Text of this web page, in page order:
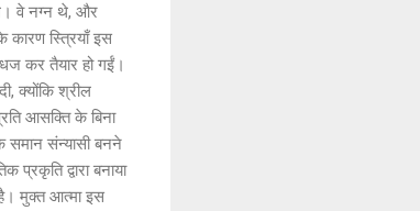
वे नग्न थे, और
कारण स्त्रियाँ इस
कर तैयार हो गईं।
क्योंकि श्रील
आसक्ति के बिना
समान संन्यासी बनने
द्वारा बनाया
मुक्त आत्मा इस